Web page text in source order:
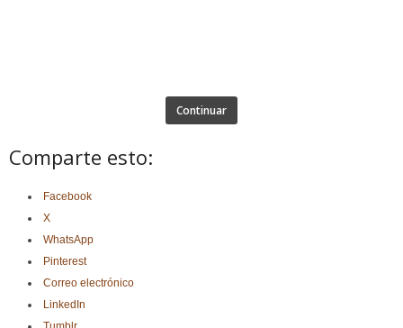
Continuar
Comparte esto:
Facebook
X
WhatsApp
Pinterest
Correo electrónico
LinkedIn